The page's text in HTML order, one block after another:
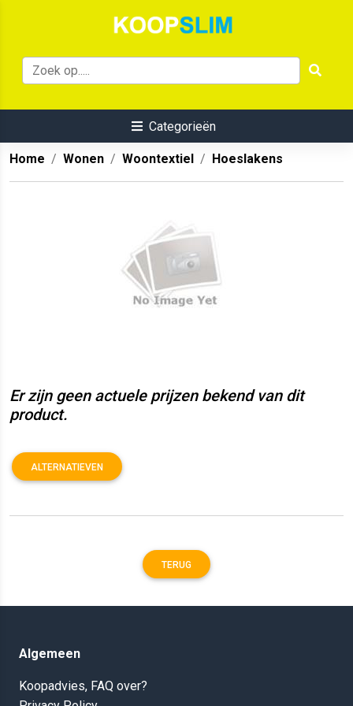
Categorieën
Home Wonen Woontextiel Hoeslakens
Er zijn geen actuele prijzen bekend van dit
product.
ALTERNATIEVEN
TERUG
Algemeen
Koopadvies, FAQ over?